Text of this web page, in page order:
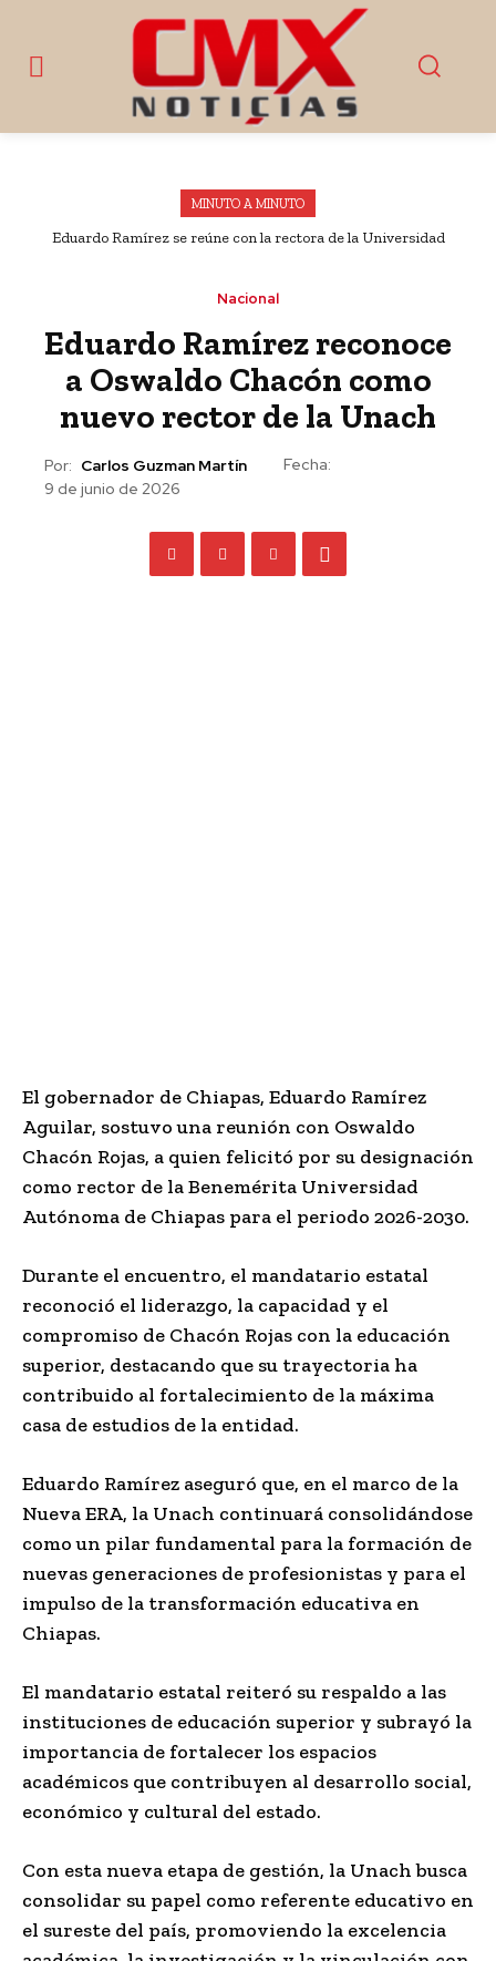
MINUTO A MINUTO
Eduardo Ramírez se reúne con la rectora de la Universidad
Nacional
Eduardo Ramírez reconoce
a Oswaldo Chacón como
nuevo rector de la Unach
Por: Carlos Guzman Martín
Fecha:
9 de junio de 2026
El gobernador de Chiapas, Eduardo Ramírez
Aguilar, sostuvo una reunión con Oswaldo
Chacón Rojas, a quien felicitó por su designación
como rector de la Benemérita Universidad
Autónoma de Chiapas para el periodo 2026-2030.
Durante el encuentro, el mandatario estatal
reconoció el liderazgo, la capacidad y el
compromiso de Chacón Rojas con la educación
superior, destacando que su trayectoria ha
contribuido al fortalecimiento de la máxima
casa de estudios de la entidad.
Eduardo Ramírez aseguró que, en el marco de la
Nueva ERA, la Unach continuará consolidándose
como un pilar fundamental para la formación de
nuevas generaciones de profesionistas y para el
impulso de la transformación educativa en
Chiapas.
El mandatario estatal reiteró su respaldo a las
instituciones de educación superior y subrayó la
importancia de fortalecer los espacios
académicos que contribuyen al desarrollo social,
económico y cultural del estado.
Con esta nueva etapa de gestión, la Unach busca
consolidar su papel como referente educativo en
el sureste del país, promoviendo la excelencia